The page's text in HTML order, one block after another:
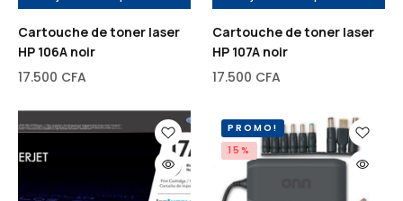
Cartouche de toner laser
HP 106A noir
17.500 CFA
Cartouche de toner laser
HP 107A noir
17.500 CFA
PROMO!
15%